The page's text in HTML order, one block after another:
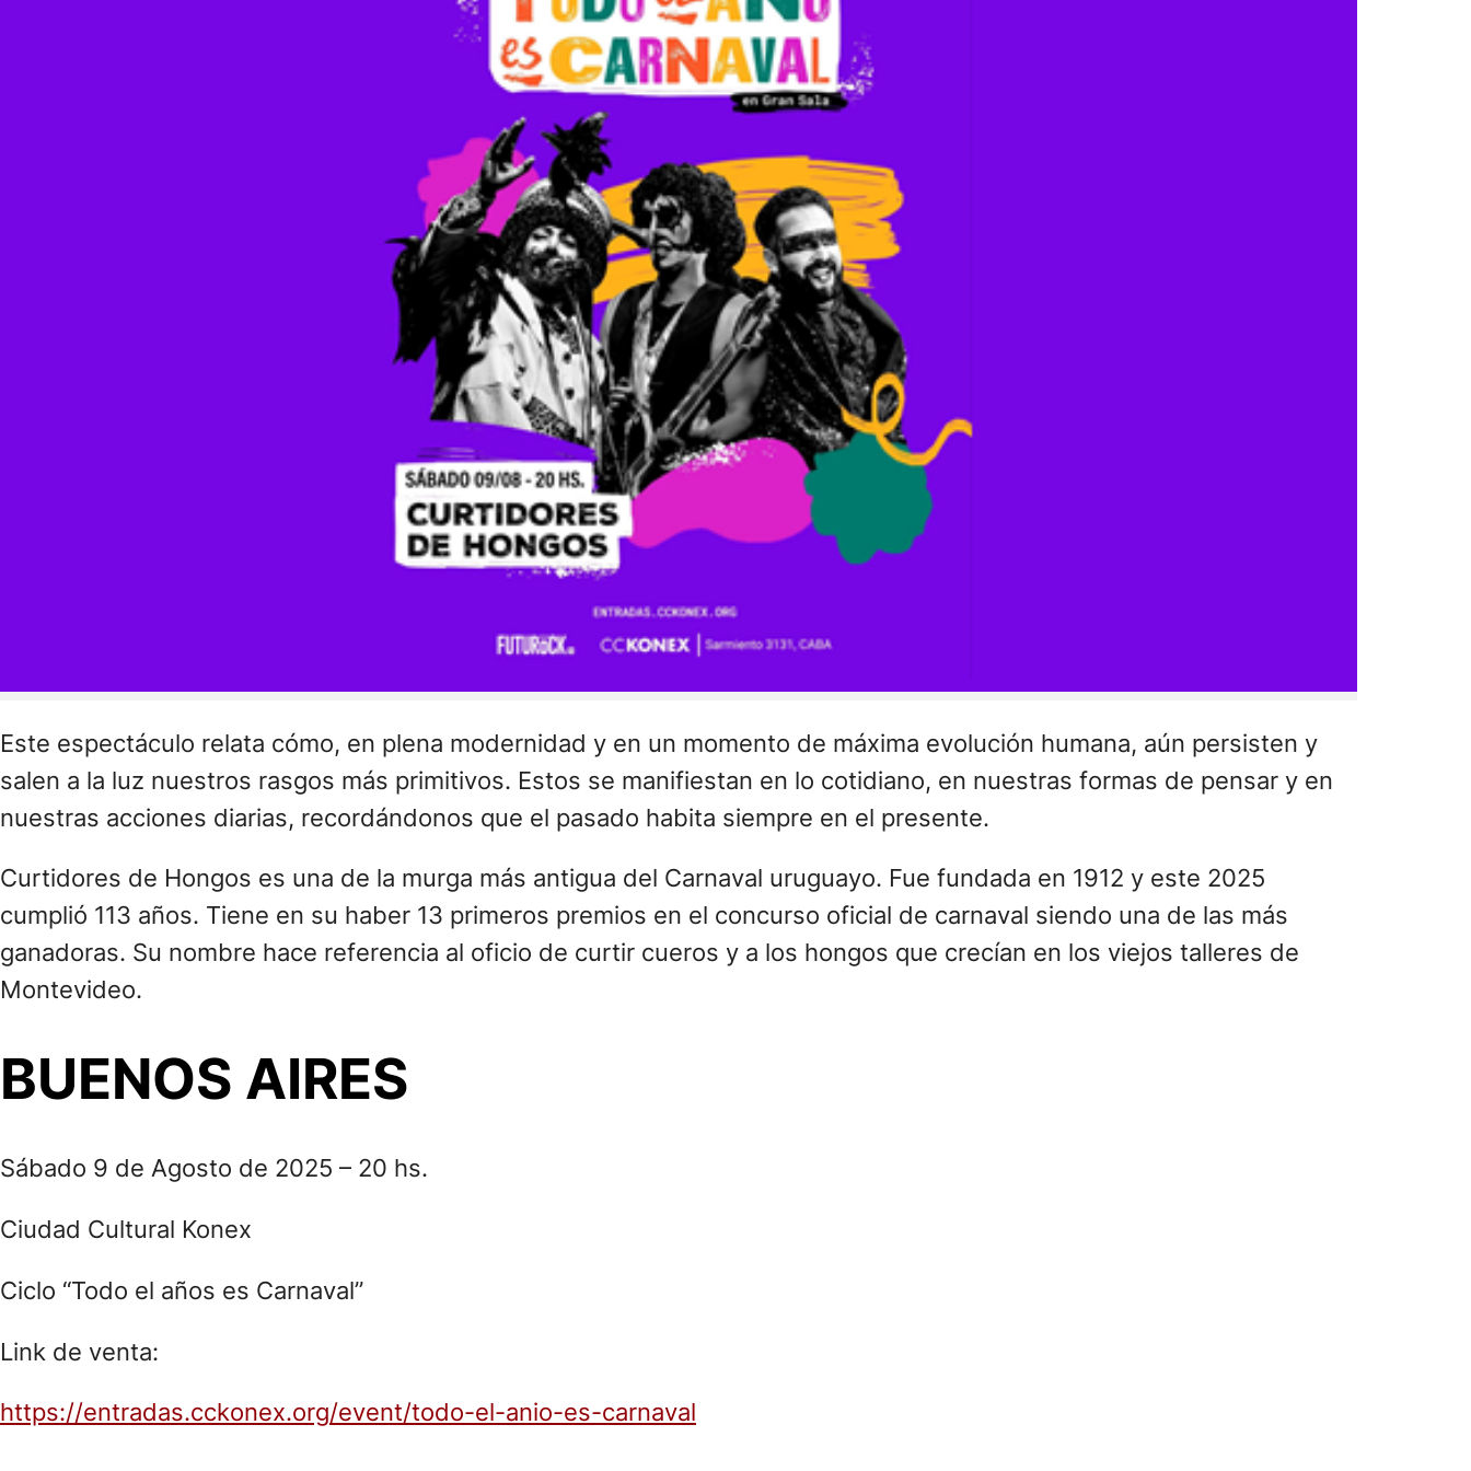
Este espectáculo relata cómo, en plena modernidad y en un momento de máxima evolución humana, aún persisten y
salen a la luz nuestros rasgos más primitivos. Estos se manifiestan en lo cotidiano, en nuestras formas de pensar y en
nuestras acciones diarias, recordándonos que el pasado habita siempre en el presente.
Curtidores de Hongos es una de la murga más antigua del Carnaval uruguayo. Fue fundada en 1912 y este 2025
cumplió 113 años. Tiene en su haber 13 primeros premios en el concurso oficial de carnaval siendo una de las más
ganadoras. Su nombre hace referencia al oficio de curtir cueros y a los hongos que crecían en los viejos talleres de
Montevideo.
BUENOS AIRES
Sábado 9 de Agosto de 2025 – 20 hs.
Ciudad Cultural Konex
Ciclo “Todo el años es Carnaval”
Link de venta:
https://entradas.cckonex.org/event/todo-el-anio-es-carnaval